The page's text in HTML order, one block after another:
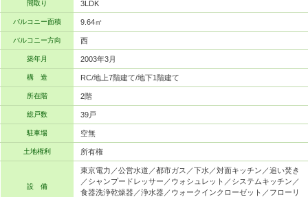
間取り 3LDK
バルコニー面積 9.64㎡
バルコニー方向 西
築年月 2003年3月
構 造 RC/地上7階建て/地下1階建て
所在階 2階
総戸数 39戸
駐車場 空無
土地権利 所有権
設 備
東京電力／公営水道／都市ガス／下水／対面キッチン／追い焚き
／シャンプードレッサー／ウォシュレット／システムキッチン／
食器洗浄乾燥器／浄水器／ウォークインクローゼット／フローリ